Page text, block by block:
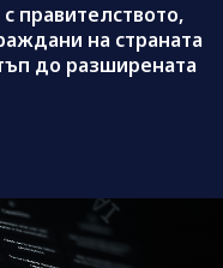
правителството,
на страната
до разширената